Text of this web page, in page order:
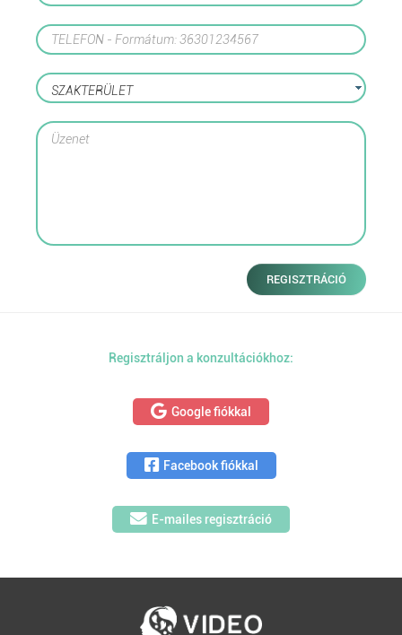
SZAKTERÜLET
REGISZTRÁCIÓ
Regisztráljon a konzultációkhoz:
Google fiókkal
Facebook fiókkal
E-mailes regisztráció